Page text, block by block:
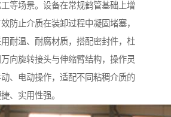
等场景。设备在常规鹤管基础上增
防止介质在装卸过程中凝固堵塞，
耐温、耐腐材质，搭配密封件，杜
向旋转接头与伸缩臂结构，操作灵
、电动操作，适配不同粘稠介质的
、实用性强。